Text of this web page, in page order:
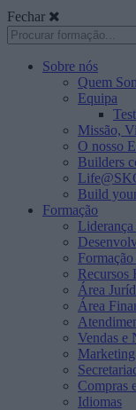
Fechar
Sobre nós
Quem
Equipa
Missão,
O nosso
Builders
Build
Formação
Recursos
Área
Área
Vendas e
Marketing
Compras
Idiomas